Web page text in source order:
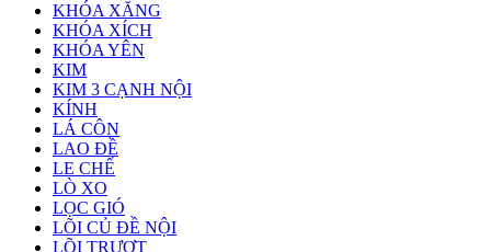
KHÓA XĂNG
KHÓA XÍCH
KHÓA YÊN
KIM
KIM 3 CẠNH NỘI
KÍNH
LÁ CÔN
LAO ĐỀ
LE CHẾ
LÒ XO
LỌC GIÓ
LÕI CỦ ĐỀ NỘI
LÕI TRƯỢT